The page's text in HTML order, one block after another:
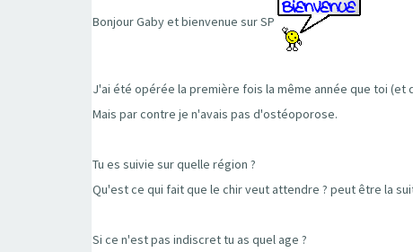
Bonjour Gaby et bienvenue sur SP
J'ai été opérée la première fois la même année que toi
Mais par contre je n'avais pas d'ostéoporose.
Tu es suivie sur quelle région ?
Qu'est ce qui fait que le chir veut attendre ? peut être la
Si ce n'est pas indiscret tu as quel age ?